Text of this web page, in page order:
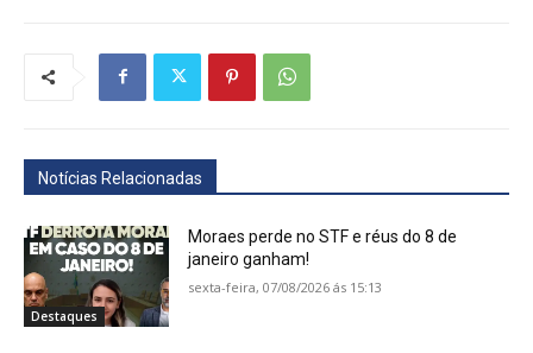
Notícias Relacionadas
Destaques
Moraes perde no STF e réus do 8 de
janeiro ganham!
sexta-feira, 07/08/2026 ás 15:13